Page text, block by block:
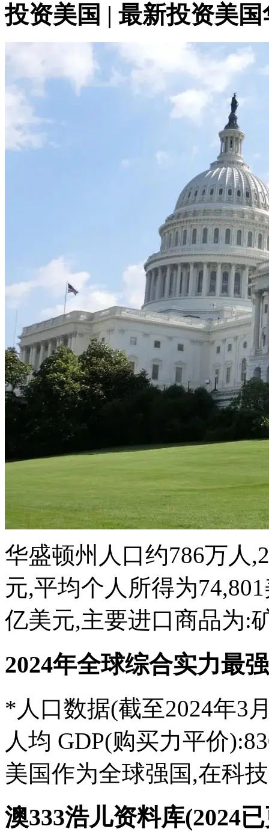
投资美国 | 最新投资美
华盛顿州人口约786万人
元,平均个人所得为
亿美元,主要进口商品为:
2024年全球综合实力最
*人口数据(截至2024年3
人均 GDP(购买力平价
美国作为全球强国,在科
澳333浩儿资料库(2024